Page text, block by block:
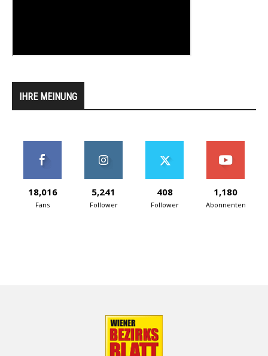
IHRE MEINUNG
18,016
Fans
5,241
Follower
408
Follower
1,180
Abonnenten